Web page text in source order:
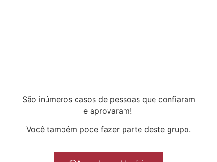
São inúmeros casos de pessoas que confiaram
e aprovaram!
Você também pode fazer parte deste grupo.